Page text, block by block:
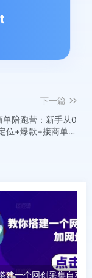
下一篇
单陪跑营：新手从0
位+爆款+接商单全